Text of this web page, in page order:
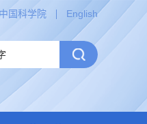
中国科学院 English